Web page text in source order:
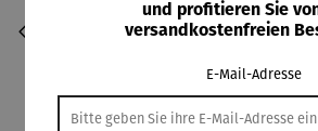
und profitieren Sie
versandkostenfreien
E-Mail-Adresse